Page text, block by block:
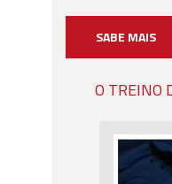
SABE MAIS
O TREINO